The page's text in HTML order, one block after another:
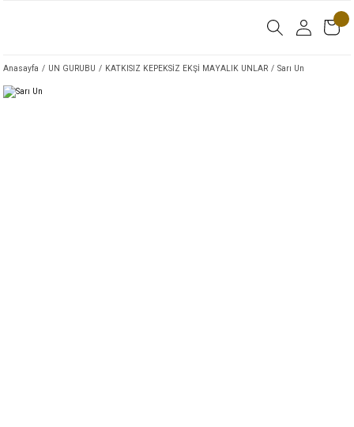
Anasayfa UN GURUBU KATKISIZ KEPEKSİZ EKŞİ MAYALIK UNLAR Sarı Un